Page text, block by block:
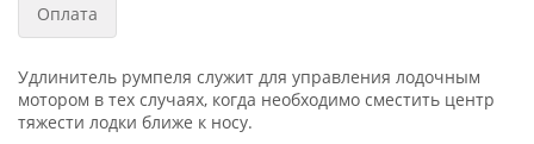
Оплата
Удлинитель румпеля служит для управления лодочным
мотором в тех случаях, когда необходимо сместить центр
тяжести лодки ближе к носу.